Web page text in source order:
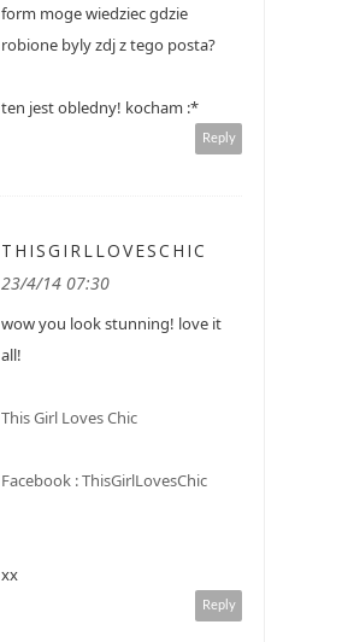
form moge wiedziec gdzie
robione byly zdj z tego posta?
ten jest obledny! kocham :*
Reply
THISGIRLLOVESCHIC
23/4/14 07:30
wow you look stunning! love it
all!
This Girl Loves Chic
Facebook : ThisGirlLovesChic
xx
Reply